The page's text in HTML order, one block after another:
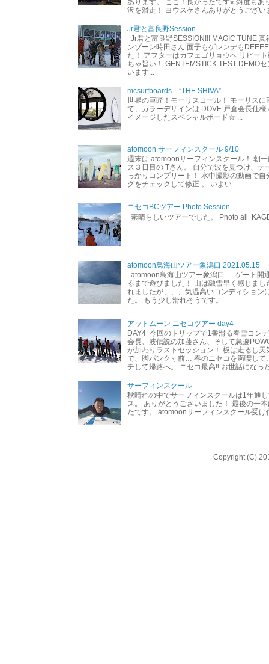
沢を滑走！ ヨウスケさんありがとうござい
Jr君と富良野Session
Jr君と富良野SESSION!!! MAGIC TUNE 真
ンゾーン時田さん 面子もゲレンデも
た！ アフターはカフェゴリョウへ リピー
ちゃ旨い！ GENTEMSTICK TEST DEMO
います...
mcsurfboards ”THE SHIVA”
世界の巨匠！モーリスコール！ モーリスに
て、カラーデザインは DOVE 戸倉会長仕様
イメージしたスペシャルボード☆ ...
atomoon サーフィンスクール 9/10
週末は atomoonサーフィンスクール！ 朝
ス３日目の Tさん。 自分で波を見つけ、テ
っかりコンプリート！ 水中撮影の動画で自
グをチェックして修正 。 いよい...
ニセコBCツアー Photo Session
素晴らしいツアーでした。 Photo all
atomoon鳥海山ツアー象潟口 2021.05.15
atomoon鳥海山ツアー象潟口 ゲート開
るまで遊びました！ 山は融雪早く感じまし
れましたが、、、気温高いコンディション
た。 もう少し滑れそうです。
アットムーン ニセコツアー day4
DAY4 今回のトリップで1番滑る春雪コン
会長、波伝説の加藤さん、そして急遽
が加わりラストセッション！ 板は走るし天
で、脚パンク寸前… 春のニセコを満喫して
チして帰路へ。 ニセコ最高‼︎ お世話になっ
サーフィンスクール
秋晴れの中でサーフィンスクールは1年通
ス。 ありがとうございました！ 最後の一
たです。 atomoonサーフィンスクール受け
Copyright (C)